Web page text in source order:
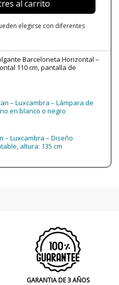
2079 lm
5W
16
Sí
Decorativo
Interior
Pongé
Lámparas de Techo
al carrito
elegirse con diferentes
Barceloneta Horizontal –
110 cm, pantalla de
– Luxcambra – Lámpara de
en blanco o negro
– Luxcambra – Diseño
altura: 135 cm
GARANTIA DE 3 AÑOS